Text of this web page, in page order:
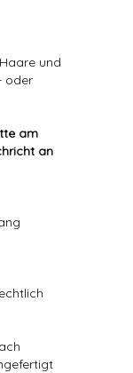
und
oder
am
an